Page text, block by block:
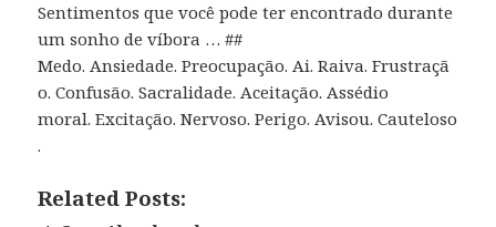
Sentimentos que você pode ter encontrado durante
um sonho de víbora … ##
Medo. Ansiedade. Preocupação. Ai. Raiva. Frustraçã
o. Confusão. Sacralidade. Aceitação. Assédio
moral. Excitação. Nervoso. Perigo. Avisou. Cauteloso
.
Related Posts: